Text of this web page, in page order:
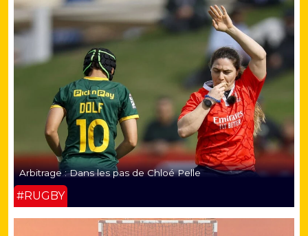
Arbitrage : Dans les pas de Chloé Pelle
#RUGBY